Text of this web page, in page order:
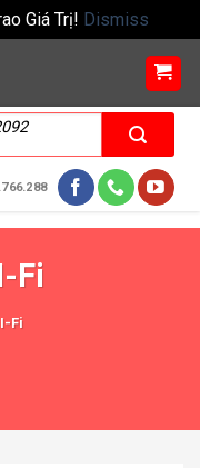
Giá Trị! Dismiss
Fi
Fi